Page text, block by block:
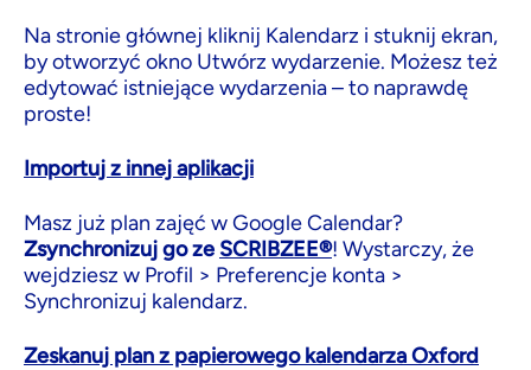
Na stronie głównej kliknij Kalendarz i stuknij ekran,
by otworzyć okno Utwórz wydarzenie. Możesz też
edytować istniejące wydarzenia – to naprawdę
proste!
Importuj z innej aplikacji
Masz już plan zajęć w Google Calendar?
Zsynchronizuj go ze SCRIBZEE®! Wystarczy, że
wejdziesz w Profil > Preferencje konta >
Synchronizuj kalendarz.
Zeskanuj plan z papierowego kalendarza Oxford